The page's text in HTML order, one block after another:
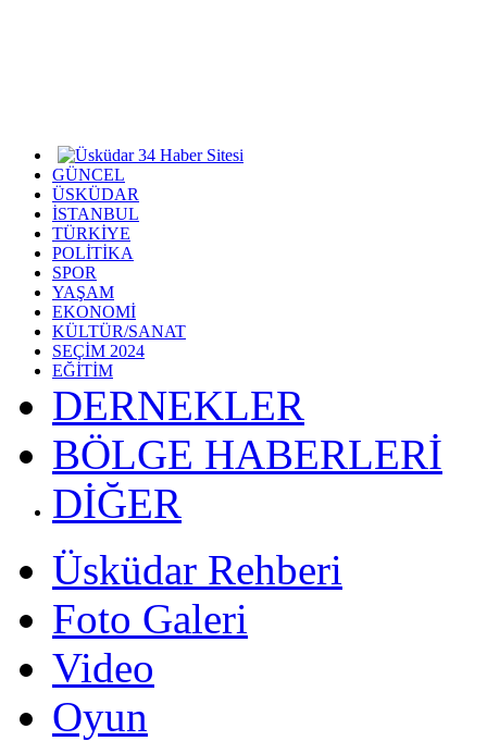
GÜNCEL
ÜSKÜDAR
İSTANBUL
TÜRKİYE
POLİTİKA
SPOR
YAŞAM
EKONOMİ
KÜLTÜR/SANAT
SEÇİM 2024
EĞİTİM
DERNEKLER
BÖLGE HABERLERİ
DİĞER
Üsküdar Rehberi
Foto Galeri
Video
Oyun